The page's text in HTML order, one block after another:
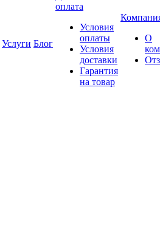
Услуги Блог
оплата
Условия
оплаты
Условия
доставки
Гарантия
на товар
О